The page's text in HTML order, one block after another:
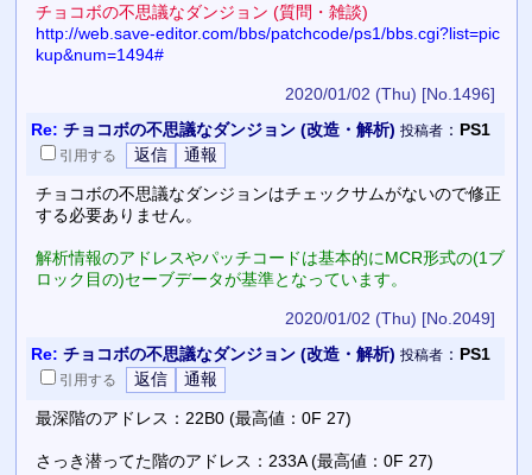
チョコボの不思議なダンジョン (質問・雑談)
http://web.save-editor.com/bbs/patchcode/ps1/bbs.cgi?list=pic
kup&num=1494#
2020/01/02 (Thu) [No.1496]
Re: チョコボの不思議なダンジョン (改造・解析) 投稿者： PS1
引用する
チョコボの不思議なダンジョンはチェックサムがないので修正
する必要ありません。
解析情報のアドレスやパッチコードは基本的にMCR形式の(1ブ
ロック目の)セーブデータが基準となっています。
2020/01/02 (Thu) [No.2049]
Re: チョコボの不思議なダンジョン (改造・解析) 投稿者： PS1
引用する
最深階のアドレス：22B0 (最高値：0F 27)
さっき潜ってた階のアドレス：233A (最高値：0F 27)